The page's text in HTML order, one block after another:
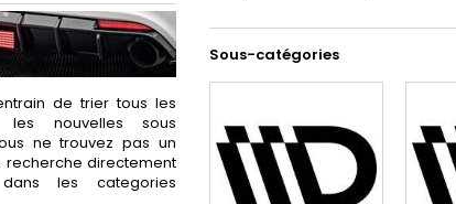
de trier tous les
les nouvelles sous
ne trouvez pas un
recherche directement
les categories
Sous-catégories